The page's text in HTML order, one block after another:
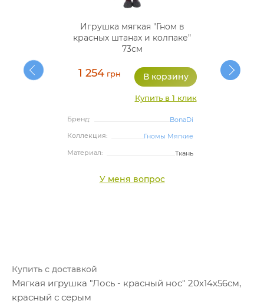
Игрушка мягкая "Гном в
красных штанах и колпаке"
73см
1 254 грн
Купить в 1 клик
Бренд:
BonaDi
Коллекция:
Гномы Мягкие
Материал:
Ткань
У меня вопрос
Купить с доставкой
Мягкая игрушка "Лось - красный нос" 20х14х56см,
красный с серым